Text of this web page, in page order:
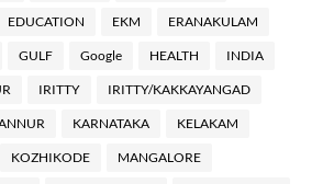
EDUCATION EKM ERANAKULAM
GULF Google HEALTH INDIA
IRITTY IRITTY/KAKKAYANGAD
KARNATAKA KELAKAM
KOZHIKODE MANGALORE